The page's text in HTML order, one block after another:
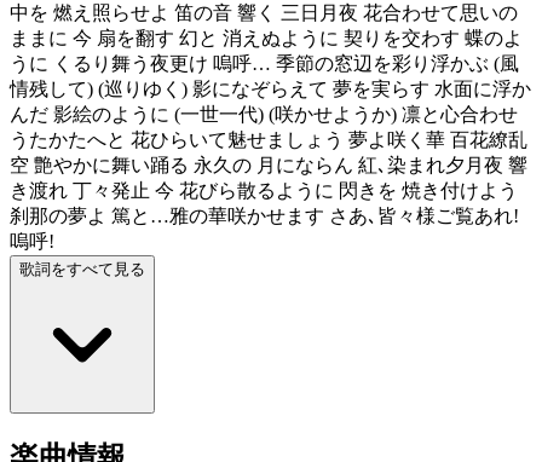
中を 燃え照らせよ 笛の音 響く 三日月夜 花合わせて思いの
ままに 今 扇を翻す 幻と 消えぬように 契りを交わす 蝶のよ
うに くるり舞う夜更け 嗚呼… 季節の窓辺を彩り浮かぶ (風
情残して) (巡りゆく) 影になぞらえて 夢を実らす 水面に浮か
んだ 影絵のように (一世一代) (咲かせようか) 凛と心合わせ
うたかたへと 花ひらいて魅せましょう 夢よ咲く華 百花繚乱
空 艶やかに舞い踊る 永久の 月にならん 紅､染まれ夕月夜 響
き渡れ 丁々発止 今 花びら散るように 閃きを 焼き付けよう
刹那の夢よ 篤と…雅の華咲かせます さあ､皆々様ご覧あれ!
嗚呼!
歌詞をすべて見る